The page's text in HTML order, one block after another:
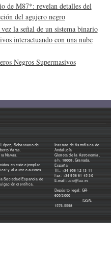
de M87*: revelan detalles del
del agujero negro
la señal de un sistema binario
interactuando con una nube
Negros Supermasivos
Sebastiano de
Varas.
Navas.
en este ejemplar
y al autor o autores.
Sociedad Española de
científica.
Instituto de Astrofísica de
Andalucía
Glorieta de la Astronomía,
s/n. 18008, Granada,
España
Tlf.: +34 958 12 13 11
Fax: +34 958 81 45 30
E-mail:ucc@iaa.es
Depósito legal: GR-
605/2000
ISSN:
1576-5598